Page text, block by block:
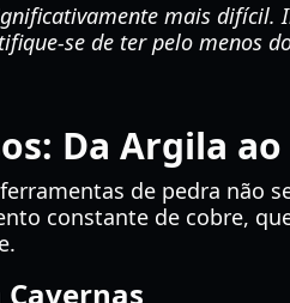
mais difícil.
se de ter pelo menos
Da Argila
de pedra não
constante de cobre,